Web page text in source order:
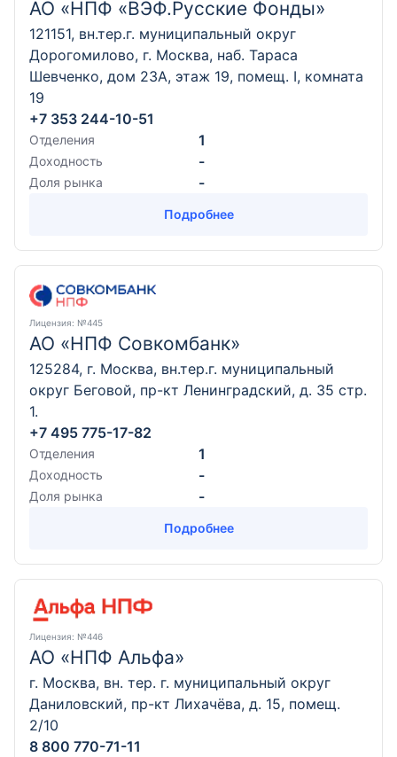
АО «НПФ «ВЭФ.Русские Фонды»
121151, вн.тер.г. муниципальный округ
Дорогомилово, г. Москва, наб. Тараса
Шевченко, дом 23А, этаж 19, помещ. I, комната
19
+7 353 244-10-51
Отделения 1
Доходность -
Доля рынка -
Подробнее
Лицензия: №445
АО «НПФ Совкомбанк»
125284, г. Москва, вн.тер.г. муниципальный
округ Беговой, пр-кт Ленинградский, д. 35 стр.
1.
+7 495 775-17-82
Отделения 1
Доходность -
Доля рынка -
Подробнее
Лицензия: №446
АО «НПФ Альфа»
г. Москва, вн. тер. г. муниципальный округ
Даниловский, пр-кт Лихачёва, д. 15, помещ.
2/10
8 800 770-71-11